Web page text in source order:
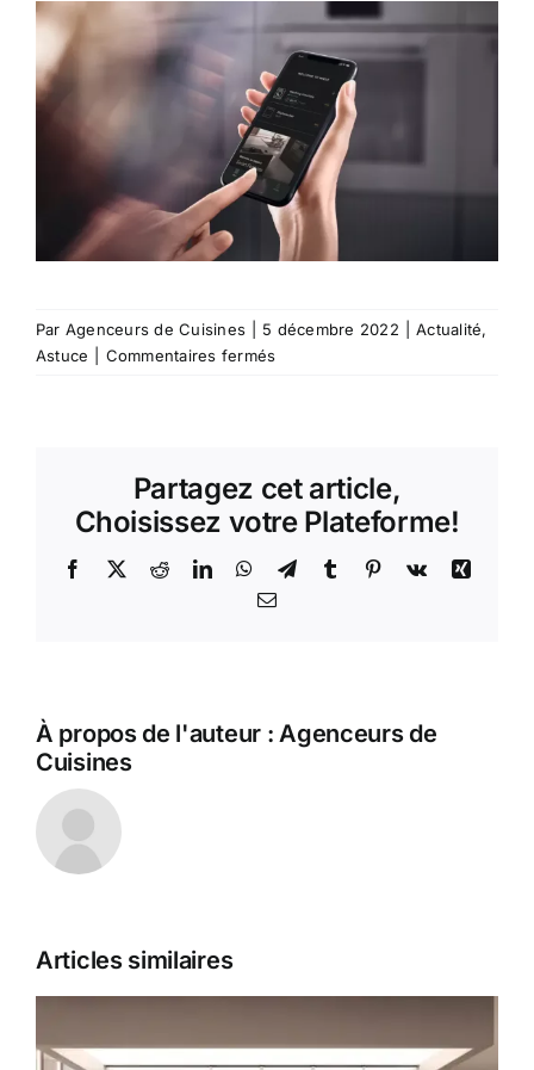
Par Agenceurs de Cuisines 5 décembre 2022 Actualité,
Astuce
Commentaires ferméssur
four
Partagez cet article,
Choisissez votre Plateforme!
Facebook
X RedditLinkedInWhatsApp
TelegramTumblr Pinterest
Vk
Xing
Email
À propos de l'auteur : Agenceurs de
Cuisines
Articles similaires